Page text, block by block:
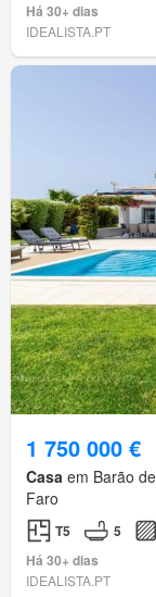
Há 30+ dias
IDEALISTA.PT
1 750 000 €
Casa em Barão
Faro
T5 5
Há 30+ dias
IDEALISTA.PT